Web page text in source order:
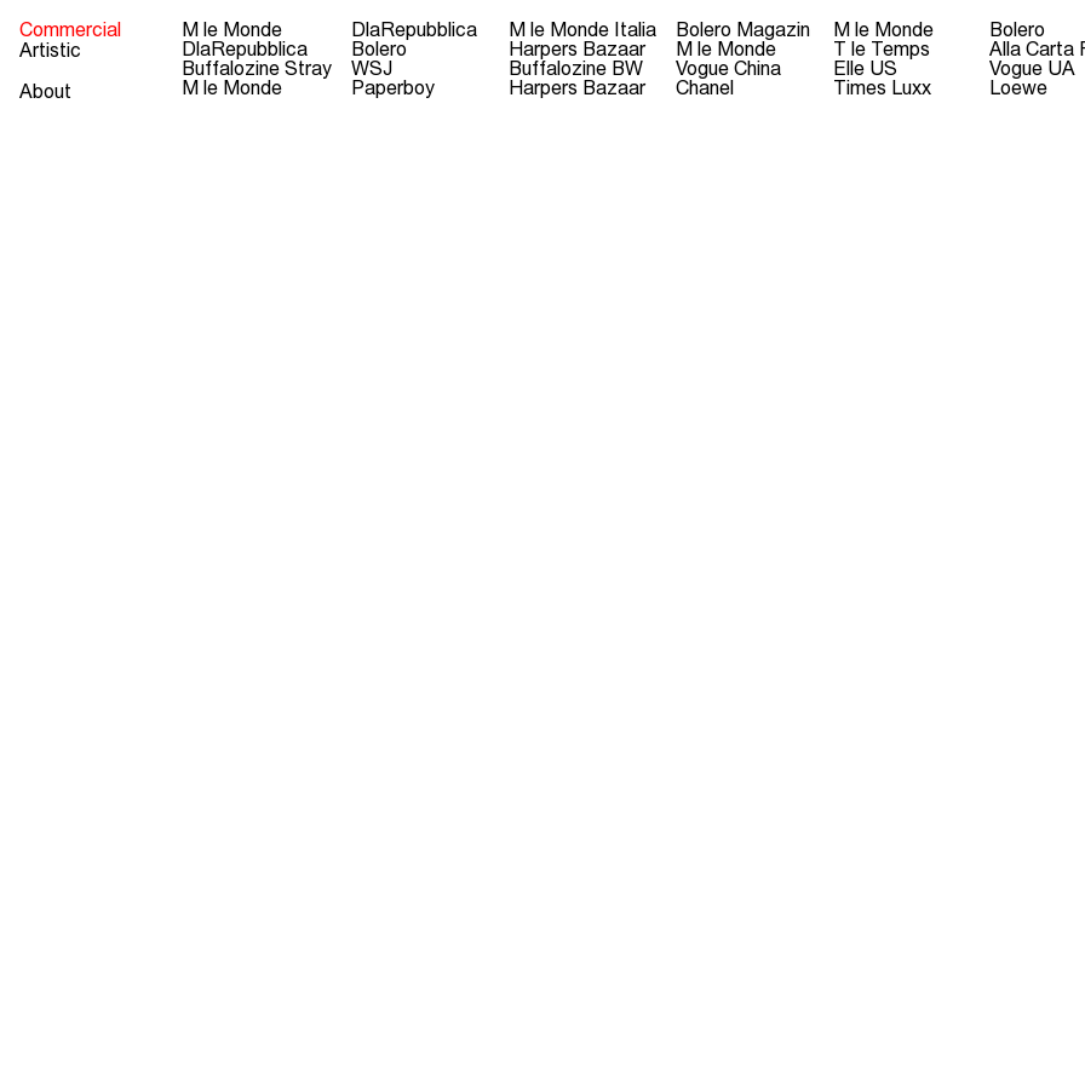
Commercial
Artistic
About
M le Monde
DlaRepubblica
Buffalozine Stray
M le Monde
DlaRepubblica
Bolero
WSJ
Paperboy
M le Monde Italia
Harpers Bazaar
Buffalozine BW
Harpers Bazaar
Bolero Magazin
M le Monde
Vogue China
Chanel
M le Monde
T le Temps
Elle US
Times Luxx
Bolero
Alla Carta
Vogue UA
Loewe